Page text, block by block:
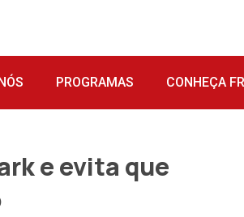
PROGRAMAS CONHEÇA
e evita que